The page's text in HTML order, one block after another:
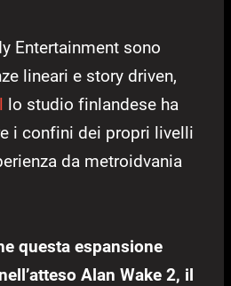
Entertainment sono
lineari e story driven,
lo studio finlandese ha
i confini dei propri livelli
da metroidvania
questa espansione
Alan Wake 2, il